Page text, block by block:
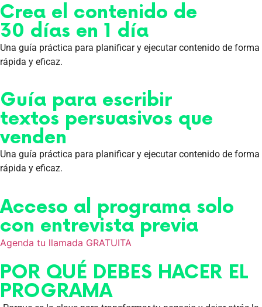
Crea el contenido de
30 días en 1 día
Una guía práctica para planificar y ejecutar contenido de forma
rápida y eficaz.
Guía para escribir
textos persuasivos que
venden
Una guía práctica para planificar y ejecutar contenido de forma
rápida y eficaz.
Acceso al programa solo
con entrevista previa
Agenda tu llamada GRATUITA
POR QUÉ DEBES HACER EL
PROGRAMA